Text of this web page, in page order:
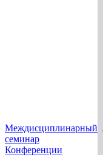
Междисциплинарный
семинар
Конференции